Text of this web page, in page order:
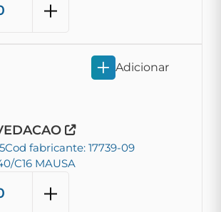
Cod fabricante: 17739-09
C16 MAUSA
Adicionar